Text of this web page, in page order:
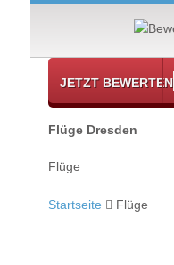
JETZT BEWERTEN
Flüge Dresden
Flüge
Startseite Flüge